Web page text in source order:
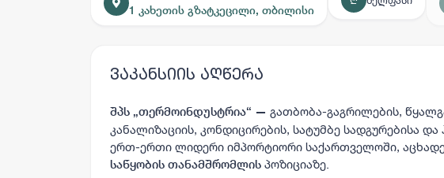
1 კახეთის გზატკეცილი, თბილისი
ვაკანსიის აღწერა
შპს „თერმოინდუსტრია“ — გათბობა-გაგრილების,
კანალიზაციის, კონდიცირების, სატუმბე სადგურებისა და
ერთ-ერთი ლიდერი იმპორტიორი საქართველოში,
საწყობის თანამშრომლის პოზიციაზე.